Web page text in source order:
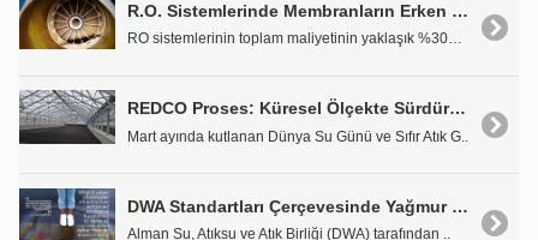
R.O. Sistemlerinde Membranların Erken Tıkanmasına veya Bozulmasına Neden Olan Etkenler
RO sistemlerinin toplam maliyetinin yaklaşık %30&#..
REDCO Proses: Küresel Ölçekte Sürdürülebilir Çamur Yönetimi, Sıfır Atık ve Yenilikçi Tesis Çözümleri
Mart ayında kutlanan Dünya Su Günü ve Sıfır Atık G..
DWA Standartları Çerçevesinde Yağmur Suyu Yüzey Kirlenme Sınıfları: DWA-M 153 Üzerine Bir Değerlendirme
Alman Su, Atıksu ve Atık Birliği (DWA) tarafından ..